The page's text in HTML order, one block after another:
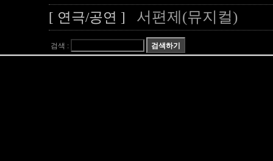
[ 연극/공연 ] 서편제(뮤지컬)
검색 :